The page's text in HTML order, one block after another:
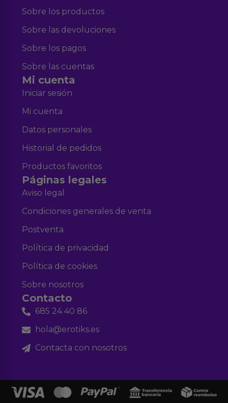
Sobre los productos
Sobre las devoluciones
Sobre los pagos
Sobre las cuentas
Mi cuenta
Iniciar sesión
Mi cuenta
Datos personales
Historial de pedidos
Productos favoritos
Páginas legales
Aviso legal
Condiciones generales de venta
Postventa
Política de privacidad
Política de cookies
Sobre nosotros
Contacto
685 24 40 86
hola@erotiks.es
Contacta con nosotros